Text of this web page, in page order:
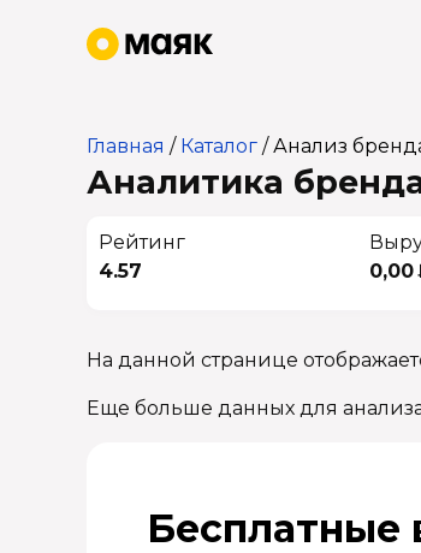
Главная / Каталог /Анализ
Аналитика
Рейтинг
4.57
0,00
На данной странице
Еще больше данных для
Бесплатные